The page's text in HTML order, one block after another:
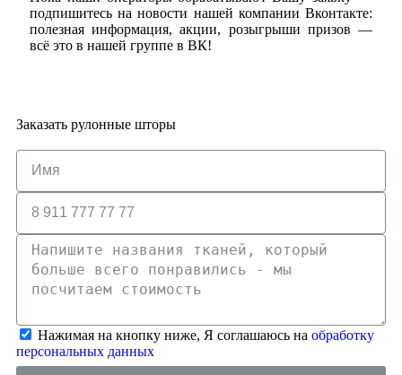
подпишитесь на новости нашей компании Вконтакте:
полезная информация, акции, розыгрыши призов —
всё это в нашей группе в ВК!
Заказать рулонные шторы
Нажимая на кнопку ниже, Я соглашаюсь на обработку
персональных данных